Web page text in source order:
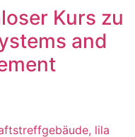
Kurs zu
and